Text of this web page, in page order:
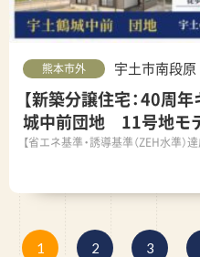
熊本市外 宇土市南段原
【新築分譲住宅：40周
城中前団地 11号地モ
【省エネ基準・誘導基準（ZEH水準）達
1 2 3